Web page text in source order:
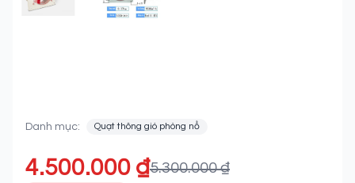
Danh mục: Quạt thông gió phòng nổ
4.500.000 ₫5.300.000 ₫